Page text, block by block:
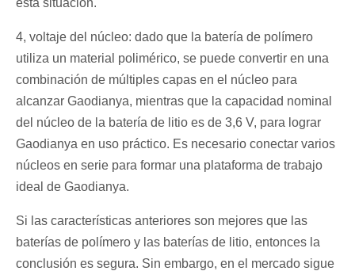
esta situación.
4, voltaje del núcleo: dado que la batería de polímero
utiliza un material polimérico, se puede convertir en una
combinación de múltiples capas en el núcleo para
alcanzar Gaodianya, mientras que la capacidad nominal
del núcleo de la batería de litio es de 3,6 V, para lograr
Gaodianya en uso práctico. Es necesario conectar varios
núcleos en serie para formar una plataforma de trabajo
ideal de Gaodianya.
Si las características anteriores son mejores que las
baterías de polímero y las baterías de litio, entonces la
conclusión es segura. Sin embargo, en el mercado sigue